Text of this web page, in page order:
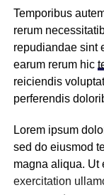
Temporibus
rerum
repudiandae sint
earum rerum hic
reiciendis
perferendis
Lorem ipsum
sed do eiusmod
magna aliqua. Ut
exercitation